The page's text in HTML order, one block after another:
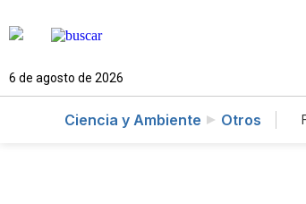
6 de agosto de 2026
Ciencia y Ambiente Otros